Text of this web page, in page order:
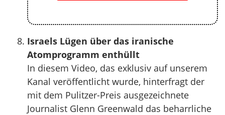
Israels Lügen über das iranische
Atomprogramm enthüllt
In diesem Video, das exklusiv auf unserem
Kanal veröffentlicht wurde, hinterfragt der
mit dem Pulitzer-Preis ausgezeichnete
Journalist Glenn Greenwald das beharrliche